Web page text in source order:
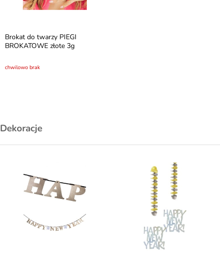
Brokat do twarzy PIEGI
BROKATOWE złote 3g
chwilowo brak
Dekoracje